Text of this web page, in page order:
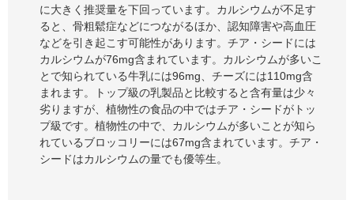
に大きく推奨量を下回っています。カルシウムが不足す
ると、骨粗鬆症などにつながるほか、認知障害や高血圧
などを引き起こす可能性があります。チア・シードには
カルシウムが76mg含まれています。カルシウムが多いこ
とで知られている牛乳には96mg、チーズには110mg含
まれます。トップ級の乳製品と比較すると含有量は少々
劣りますが、植物性の食品の中ではチア・シードがトッ
プ級です。植物性の中で、カルシウムが多いことが知ら
れているブロッコリーには67mg含まれています。チア・
シードはカルシウムの量でも優等生。